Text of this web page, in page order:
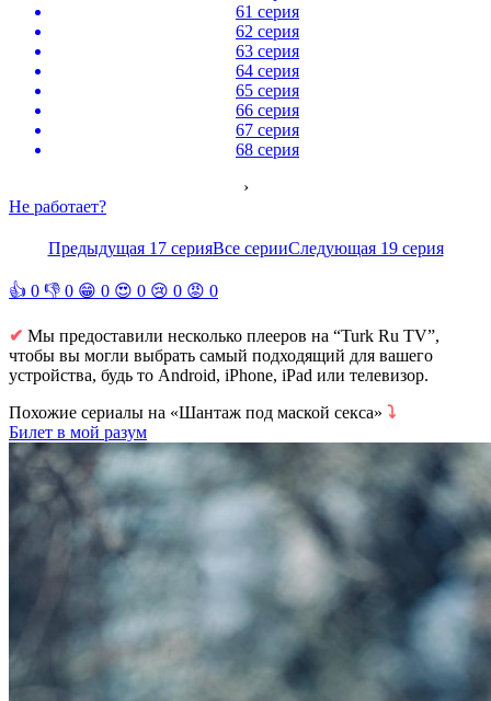
61 серия
62 серия
63 серия
64 серия
65 серия
66 серия
67 серия
68 серия
›
Не работает?
Предыдущая 17 серияВсе серииСледующая 19 серия
👍 0 👎 0 😁 0 😍 0 😢 0 😡 0
✔ Мы предоставили несколько плееров на “Turk Ru TV”,
чтобы вы могли выбрать самый подходящий для вашего
устройства, будь то Android, iPhone, iPad или телевизор.
Похожие сериалы на «Шантаж под маской секса» ⤵
Билет в мой разум